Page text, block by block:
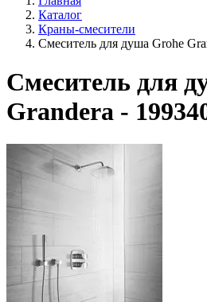
Каталог
Краны-смесители
Смеситель для душа Grohe
Смеситель для
Grandera -